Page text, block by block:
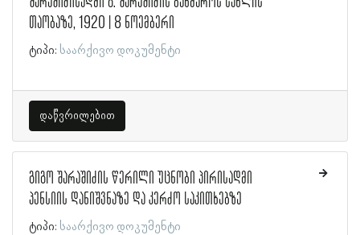
თაობაზე, 1920 | 8 ნოემბერი
ტიპი: საარქივო დოკუმენტი
დაწვრილებით
გიგო შარაშიძის წერილი უცნობი პირისადმი
პენსიის დანიშვნაზე და კერძო საკითხებზე
ტიპი: საარქივო დოკუმენტი